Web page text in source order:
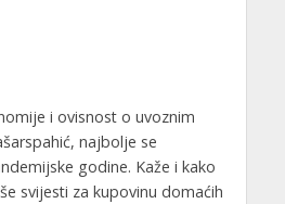
i ovisnost o uvoznim
najbolje se
godine. Kaže i kako
svijesti za kupovinu domaćih